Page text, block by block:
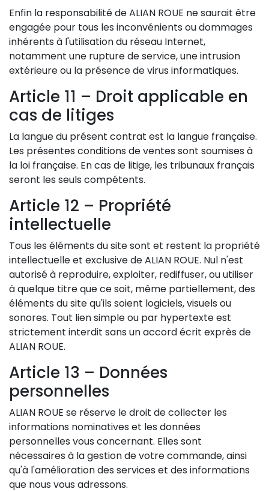
Enfin la responsabilité de ALIAN ROUE ne saurait être
engagée pour tous les inconvénients ou dommages
inhérents à l'utilisation du réseau Internet,
notamment une rupture de service, une intrusion
extérieure ou la présence de virus informatiques.
Article 11 – Droit applicable en
cas de litiges
La langue du présent contrat est la langue française.
Les présentes conditions de ventes sont soumises à
la loi française. En cas de litige, les tribunaux français
seront les seuls compétents.
Article 12 – Propriété
intellectuelle
Tous les éléments du site sont et restent la propriété
intellectuelle et exclusive de ALIAN ROUE. Nul n'est
autorisé à reproduire, exploiter, rediffuser, ou utiliser
à quelque titre que ce soit, même partiellement, des
éléments du site qu'ils soient logiciels, visuels ou
sonores. Tout lien simple ou par hypertexte est
strictement interdit sans un accord écrit exprès de
ALIAN ROUE.
Article 13 – Données
personnelles
ALIAN ROUE se réserve le droit de collecter les
informations nominatives et les données
personnelles vous concernant. Elles sont
nécessaires à la gestion de votre commande, ainsi
qu'à l'amélioration des services et des informations
que nous vous adressons.